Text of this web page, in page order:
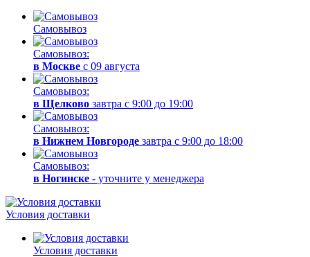
Самовывоз
Самовывоз:
в Москве с 09 августа
Самовывоз:
в Щелково завтра с 9:00 до 19:00
Самовывоз:
в Нижнем Новгороде завтра с 9:00 до 18:00
Самовывоз:
в Ногинске - уточните у менеджера
Условия доставки
Условия доставки